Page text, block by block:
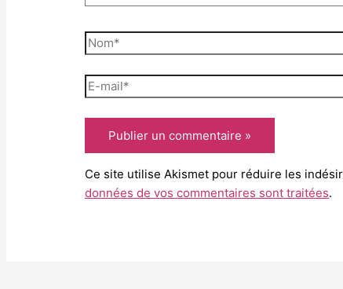
Nom*
E-
mail*
Ce site utilise Akismet pour réduire les
données de vos commentaires sont traitées.